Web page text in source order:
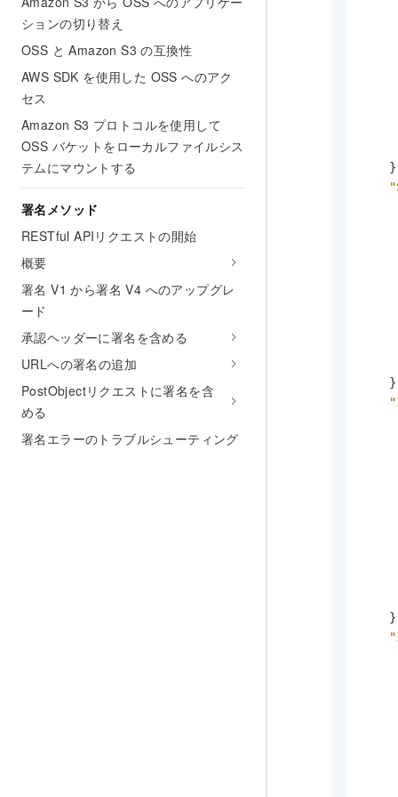
ションの切り替え
OSS と Amazon S3 の互換性
AWS SDK を使用した OSS へのアク
セス
Amazon S3 プロトコルを使用して
OSS バケットをローカルファイルシス
テムにマウントする
署名メソッド
RESTful APIリクエストの開始
概要
署名 V1 から署名 V4 へのアップグレ
ード
承認ヘッダーに署名を含める
URLへの署名の追加
PostObjectリクエストに署名を含
める
署名エラーのトラブルシューティング
}
}
}